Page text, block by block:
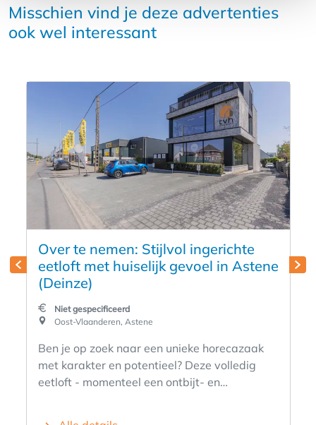
Misschien vind je deze advertenties
ook wel interessant
Over te nemen: Stijlvol ingerichte
eetloft met huiselijk gevoel in Astene
(Deinze)
Niet gespecificeerd
Oost-Vlaanderen, Astene
Ben je op zoek naar een unieke horecazaak
met karakter en potentieel? Deze volledig
eetloft - momenteel een ontbijt- en